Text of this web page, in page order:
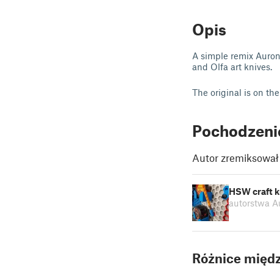
Opis
A simple remix
and Olfa art knives.
The original is on
Autor
HSW craft
autorstwa
Różnice